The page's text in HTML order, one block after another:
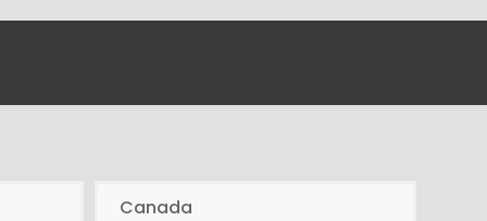
Canada